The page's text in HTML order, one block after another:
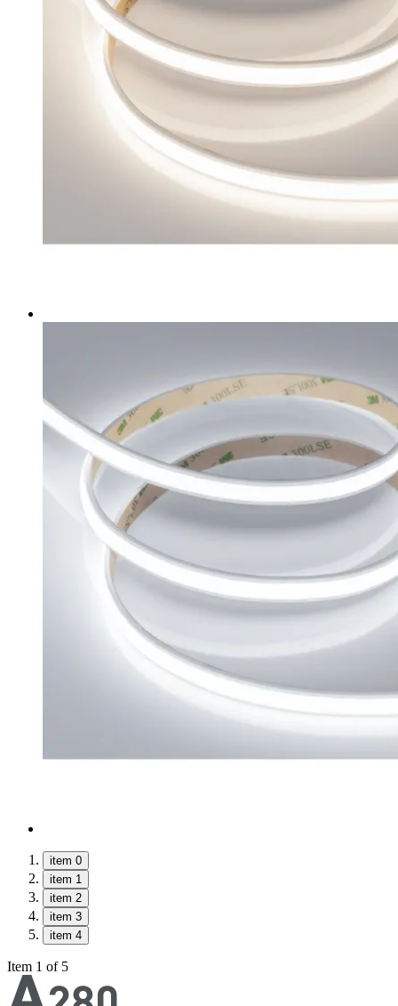
item 0
item 1
item 2
item 3
item 4
Item 1 of 5